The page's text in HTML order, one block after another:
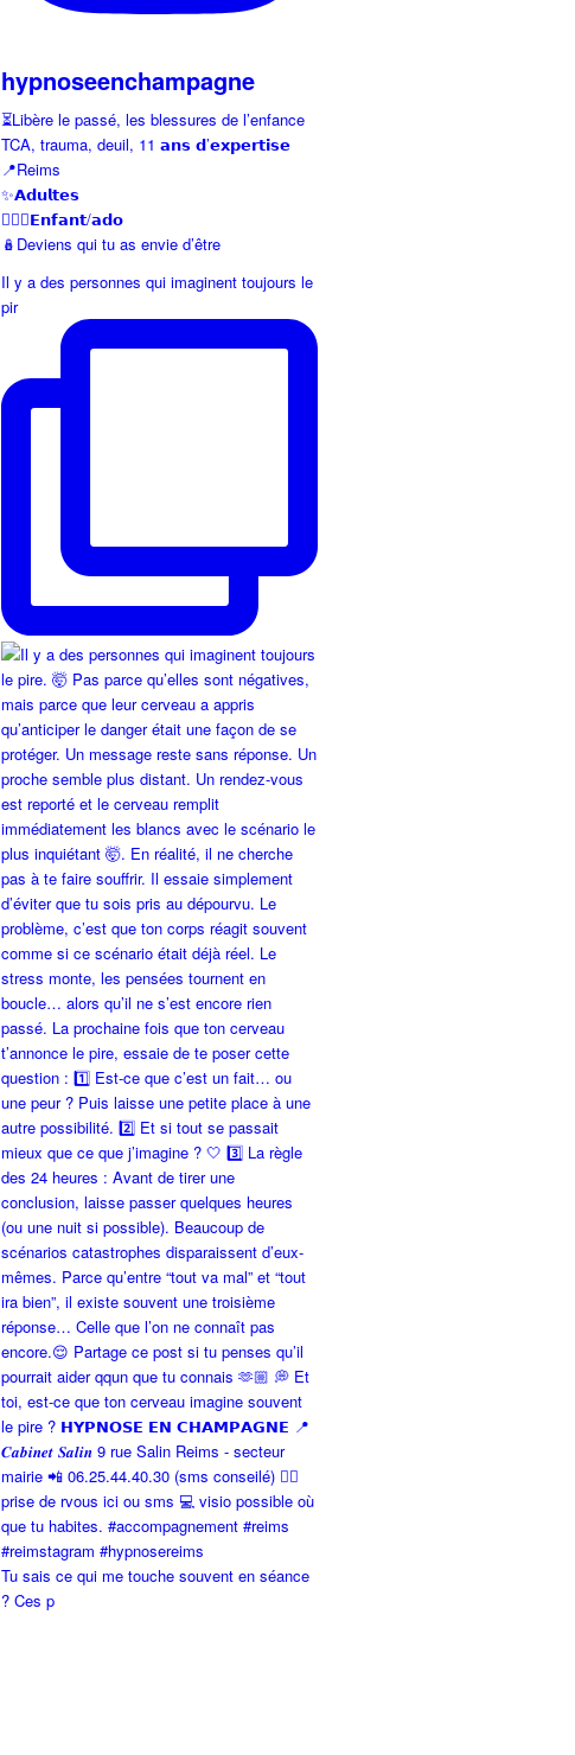
hypnoseenchampagne
⏳Libère le passé, les blessures de l’enfance
TCA, trauma, deuil, 11 𝗮𝗻𝘀 𝗱’𝗲𝘅𝗽𝗲𝗿𝘁𝗶𝘀𝗲
📍Reims
✨𝗔𝗱𝘂𝗹𝘁𝗲𝘀
👱🏼‍♀️𝗘𝗻𝗳𝗮𝗻𝘁/𝗮𝗱𝗼
🪆Deviens qui tu as envie d’être
Il y a des personnes qui imaginent toujours le
pir
Tu sais ce qui me touche souvent en séance
? Ces p